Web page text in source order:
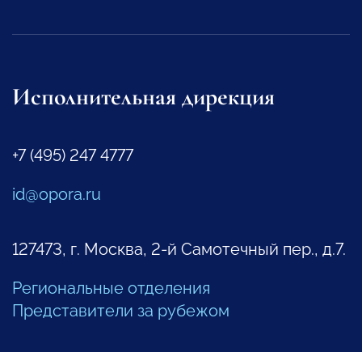
Исполнительная дирекция
+7 (495) 247 4777
id@opora.ru
127473, г. Москва, 2-й Самотечный пер., д.7.
Региональные отделения
Представители за рубежом